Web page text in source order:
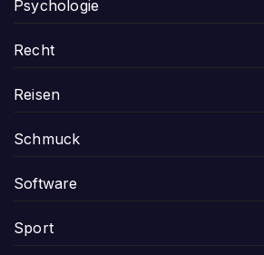
Psychologie
Recht
Reisen
Schmuck
Software
Sport